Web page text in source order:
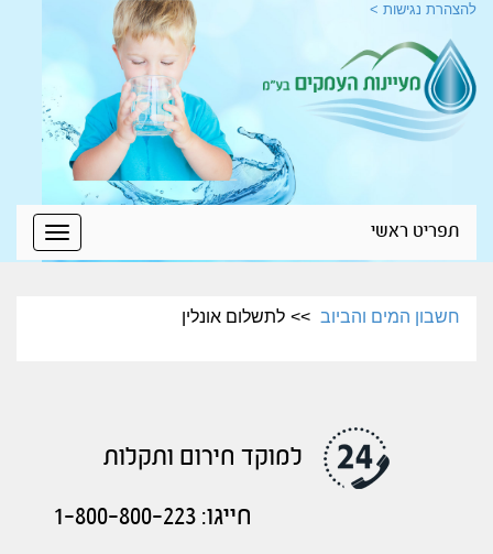
להצהרת נגישות >
Toggle
תפריט ראשי
חשבון המים והביוב לתשלום אונלין
למוקד חירום ותקלות
חייגו: 1-800-800-223